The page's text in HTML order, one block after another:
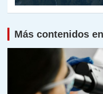
Más contenidos